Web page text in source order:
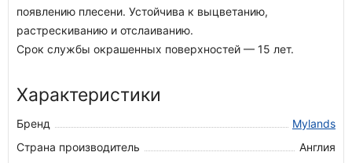
появлению плесени. Устойчива к выцветанию,
растрескиванию и отслаиванию.
Срок службы окрашенных поверхностей — 15 лет.
Характеристики
Бренд
Mylands
Страна производитель
Англия